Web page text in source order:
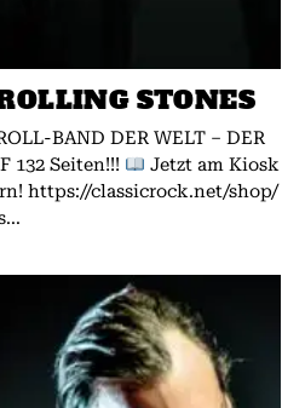
STONES
BAND DER WELT – DER
132 Seiten!!!
Jetzt am Kiosk
https://classicrock.net/shop/